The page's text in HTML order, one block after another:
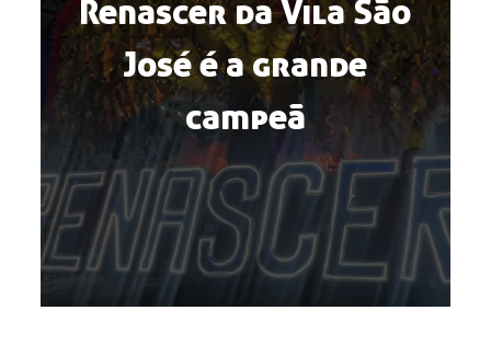
Renascer da Vila São
José é a grande
campeã